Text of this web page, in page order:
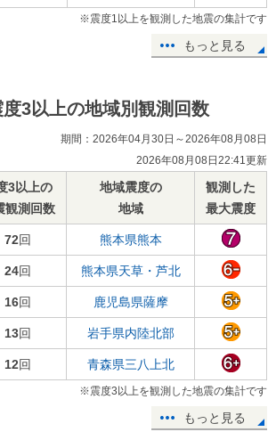
※震度1以上を観測した地震の集計です
もっと見る
度3以上の地域別観測回数
期間：2026年04月30日～2026年08月08日
2026年08月08日22:41更新
3以上の
観測回数
地域震度の
地域
観測した
最大震度
72回 熊本県熊本
24回 熊本県天草・芦北
16回 鹿児島県薩摩
13回 岩手県内陸北部
12回 青森県三八上北
※震度3以上を観測した地震の集計です
もっと見る